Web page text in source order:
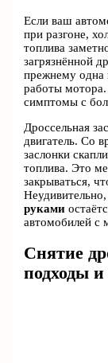
Если ваш
при разгоне,
топлива
загрязнённой
прежнему одна
работы
симптомы с
Дроссельная
двигатель. Со
заслонки
топлива. Это
закрываться,
руками
автомобилей с
Снятие
подходы